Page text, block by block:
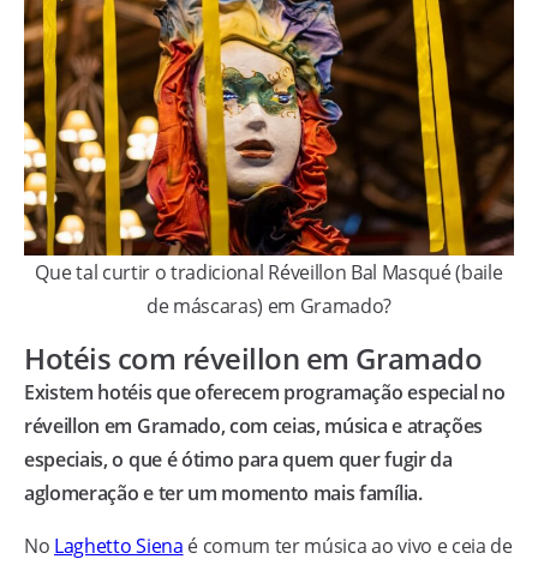
Que tal curtir o tradicional Réveillon Bal Masqué (baile
de máscaras) em Gramado?
Hotéis com réveillon em Gramado
Existem hotéis que oferecem programação especial no
réveillon em Gramado, com ceias, música e atrações
especiais, o que é ótimo para quem quer fugir da
aglomeração e ter um momento mais família.
No Laghetto Siena é comum ter música ao vivo e ceia de